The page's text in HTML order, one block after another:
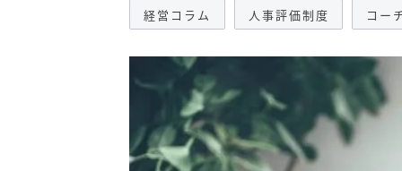
経営コラム 人事評価制度 コー